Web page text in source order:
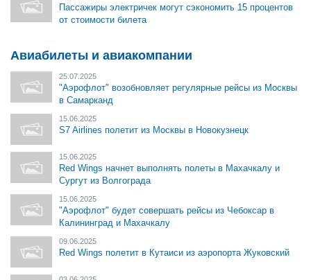
Пассажиры электричек могут сэкономить 15 процентов
от стоимости билета
Авиабилеты и авиакомпании
25.07.2025
"Аэрофлот" возобновляет регулярные рейсы из Москвы
в Самарканд
15.06.2025
S7 Airlines полетит из Москвы в Новокузнецк
15.06.2025
Red Wings начнет выполнять полеты в Махачкалу и
Сургут из Волгограда
15.06.2025
"Аэрофлот" будет совершать рейсы из Чебоксар в
Калининград и Махачкалу
09.06.2025
Red Wings полетит в Кутаиси из аэропорта Жуковский